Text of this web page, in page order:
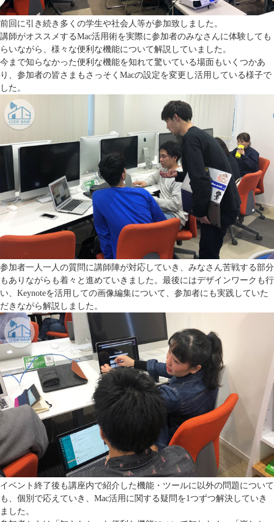
前回に引き続き多くの学生や社会人等が参加致しました。
講師がオススメするMac活用術を実際に参加者のみなさんに体験しても
らいながら、様々な便利な機能について解説していました。
今まで知らなかった便利な機能を知れて驚いている場面もいくつかあ
り、参加者の皆さまもさっそくMacの設定を変更し活用している様子で
した。
参加者一人一人の質問に講師陣が対応していき、みなさん苦戦する部分
もありながらも着々と進めていきました。最後にはデザインワークも行
い、Keynoteを活用しての画像編集について、参加者にも実践していた
だきながら解説しました。
イベント終了後も講座内で紹介した機能・ツールに以外の問題について
も、個別で応えていき、Mac活用に関する疑問を1つずつ解決していき
ました。